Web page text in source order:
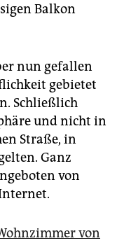
Balkon
nun gefallen
gebietet
Schließlich
und nicht in
Straße, in
Ganz
von
von